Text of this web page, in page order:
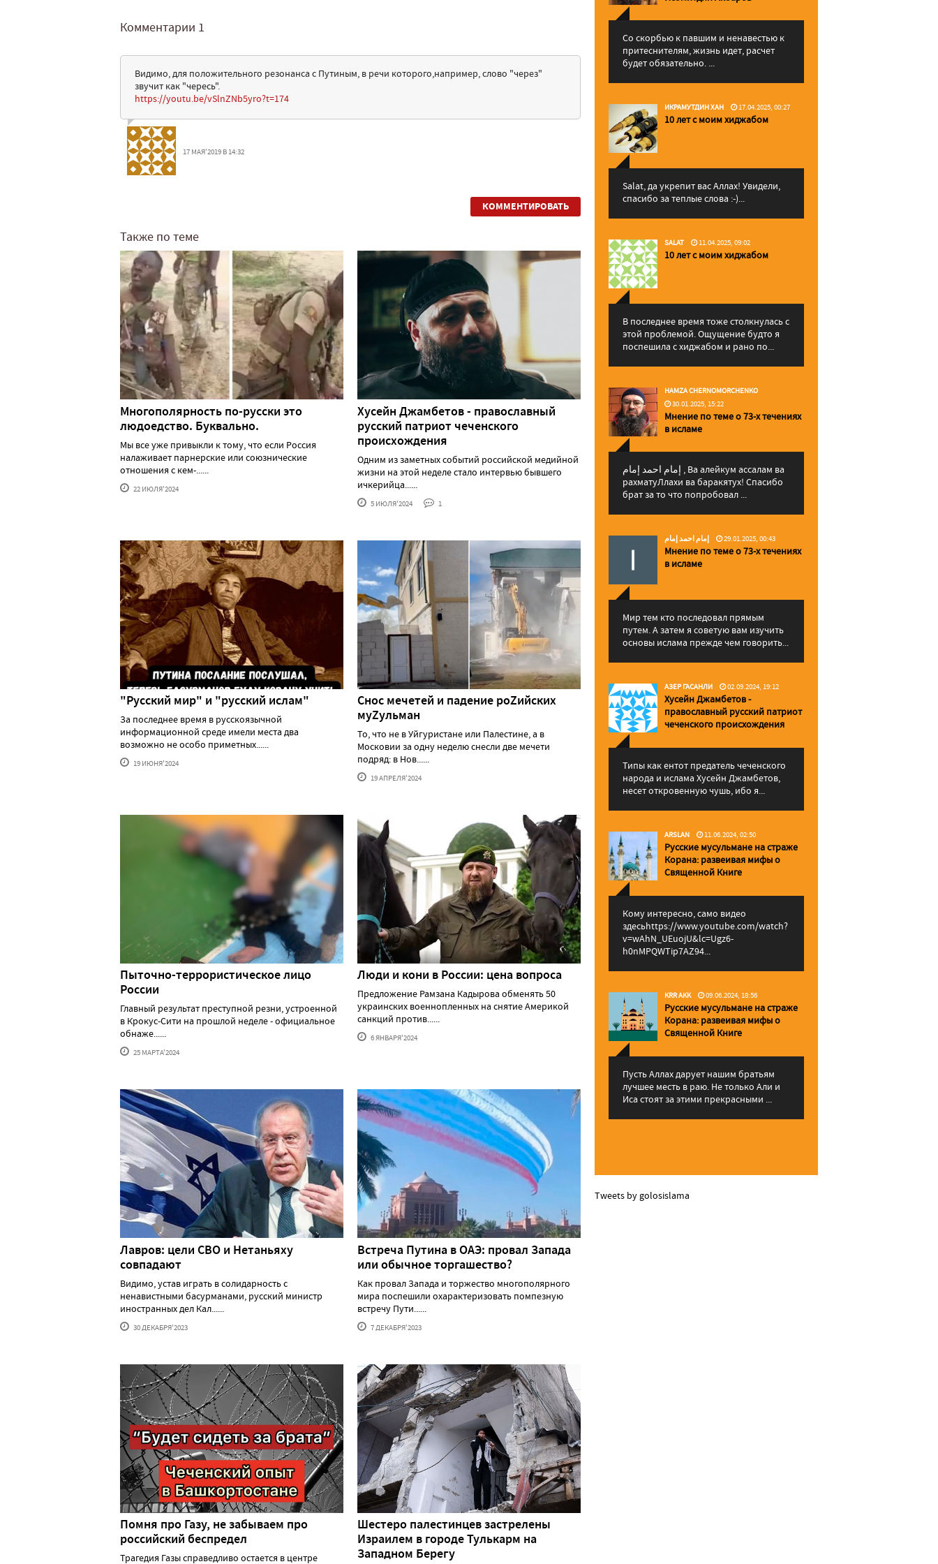
Комментарии 1
Видимо, для положительного резонанса с Путиным, в речи которого,например, слово "через"
звучит как "чересь".
https://youtu.be/vSlnZNb5yro?t=174
17 МАЯ'2019 В 14:32
КОММЕНТИРОВАТЬ
Также по теме
Многополярность по-русски это
людоедство. Буквально.
Мы все уже привыкли к тому, что если Россия
налаживает парнерские или союзнические
отношения с кем-......
22 ИЮЛЯ'2024
Хусейн Джамбетов - православный
русский патриот чеченского
происхождения
Одним из заметных событий российской медийной
жизни на этой неделе стало интервью бывшего
ичкерийца......
5 ИЮЛЯ'2024 1
"Русский мир" и "русский ислам"
За последнее время в русскоязычной
информационной среде имели места два
возможно не особо приметных......
19 ИЮНЯ'2024
Снос мечетей и падение роZийских
муZульман
То, что не в Уйгуристане или Палестине, а в
Московии за одну неделю снесли две мечети
подряд: в Нов......
19 АПРЕЛЯ'2024
Пыточно-террористическое лицо
России
Главный результат преступной резни, устроенной
в Крокус-Сити на прошлой неделе - официальное
обнаже......
25 МАРТА'2024
Люди и кони в России: цена вопроса
Предложение Рамзана Кадырова обменять 50
украинских военнопленных на снятие Америкой
санкций против......
6 ЯНВАРЯ'2024
Лавров: цели СВО и Нетаньяху
совпадают
Видимо, устав играть в солидарность с
ненавистными басурманами, русский министр
иностранных дел Кал......
30 ДЕКАБРЯ'2023
Встреча Путина в ОАЭ: провал Запада
или обычное торгашество?
Как провал Запада и торжество многополярного
мира поспешили охарактеризовать помпезную
встречу Пути......
7 ДЕКАБРЯ'2023
Помня про Газу, не забываем про
российский беспредел
Трагедия Газы справедливо остается в центре
Шестеро палестинцев застрелены
Израилем в городе Тулькарм на
Западном Берегу
Со скорбью к павшим и ненавестью к
притеснителям, жизнь идет, расчет
будет обязательно. ...
ИКРАМУТДИН ХАН 17.04.2025, 00:27
10 лет с моим хиджабом
Salat, да укрепит вас Аллаx! Увидели,
спасибо за теплые слова :-)...
SALAT 11.04.2025, 09:02
10 лет с моим хиджабом
В последнее время тоже столкнулась с
этой проблемой. Ощущение будто я
поспешила с хиджабом и рано по...
HAMZA CHERNOMORCHENKO
30.01.2025, 15:22
Мнение по теме о 73-х течениях
в исламе
إمام احمد إمام , Ва алейкум ассалам ва
рахматуЛлахи ва баракятух! Спасибо
брат за то что попробовал ...
إمام احمد إمام 29.01.2025, 00:43
Мнение по теме о 73-х течениях
в исламе
Мир тем кто последовал прямым
путем. А затем я советую вам изучить
основы ислама прежде чем говорить...
АЗЕР ГАСАНЛИ 02.09.2024, 19:12
Хусейн Джамбетов -
православный русский патриот
чеченского происхождения
Типы как ентот предатель чеченского
народа и ислама Хусейн Джамбетов,
несет откровенную чушь, ибо я...
ARSLAN 11.06.2024, 02:50
Русские мусульмане на страже
Корана: pазвеивая мифы о
Священной Книге
Кому интересно, само видео
здесьhttps://www.youtube.com/watch?
v=wAhN_UEuojU&lc=Ugz6-
h0nMPQWTip7AZ94...
KRR AKK 09.06.2024, 18:56
Русские мусульмане на страже
Корана: pазвеивая мифы о
Священной Книге
Пусть Аллах дарует нашим братьям
лучшее месть в раю. Не только Али и
Иса стоят за этими прекрасными ...
Tweets by golosislama